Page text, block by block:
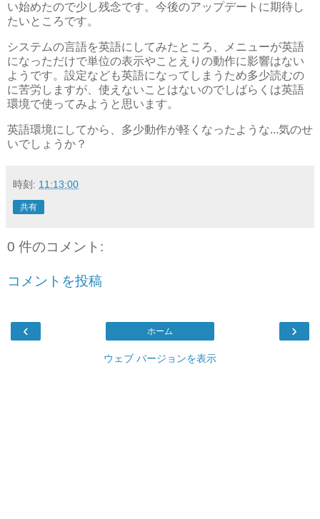
い始めたので少し残念です。今後のアップデートに期待し
たいところです。
システムの言語を英語にしてみたところ、メニューが英語
になっただけで単位の表示やことえりの動作に影響はない
ようです。設定なども英語になってしまうため多少読むの
に苦労しますが、使えないことはないのでしばらくは英語
環境で使ってみようと思います。
英語環境にしてから、多少動作が軽くなったような...気のせ
いでしょうか？
時刻: 11:13:00
共有
0 件のコメント:
コメントを投稿
‹ ›
ホーム
ウェブ バージョンを表示